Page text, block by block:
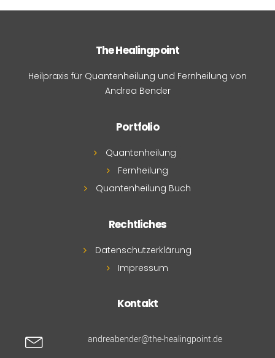
The Healingpoint
Heilpraxis für Quantenheilung und Fernheilung von
Andrea Bender
Portfolio
Quantenheilung
Fernheilung
Quantenheilung Buch
Rechtliches
Datenschutzerklärung
Impressum
Kontakt
andreabender@the-healingpoint.de